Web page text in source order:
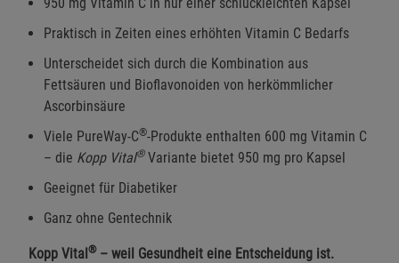
Praktisch in Zeiten eines erhöhten Vitamin C Bedarfs
Unterscheidet sich durch die Kombination aus
Fettsäuren und Bioflavonoiden von herkömmlicher
Ascorbinsäure
Viele PureWay-C®-Produkte enthalten 600 mg Vitamin C
– die Kopp Vital®Variante bietet 950 mg pro Kapsel
Geeignet für Diabetiker
Ganz ohne Gentechnik
Kopp Vital®– weil Gesundheit eine Entscheidung ist.